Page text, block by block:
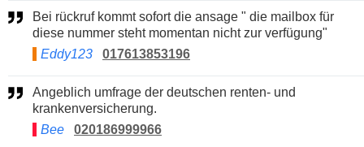
Bei rückruf kommt sofort die ansage " die mailbox für
diese nummer steht momentan nicht zur verfügung"
Eddy123
017613853196
Angeblich umfrage der deutschen renten- und
krankenversicherung.
Bee
020186999966